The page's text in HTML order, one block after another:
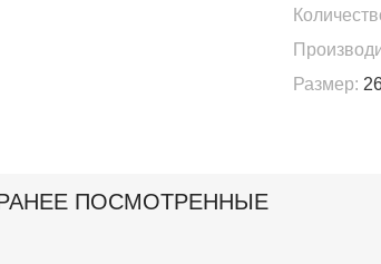
Размер:
ПОСМОТРЕННЫЕ